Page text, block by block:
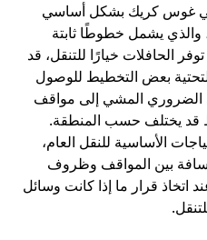
في غوس كريك بشكل أساسي
يشمل خطوطًا ثابتة
الحافلات خيارًا للتنقل، قد
بعض التخطيط للوصول
الضروري المشي إلى مواقف
قد يختلف حسب المنطقة.
الأساسية للنقل العام،
بين المواقف وظروف
اتخاذ قرار ما إذا كانت وسائل